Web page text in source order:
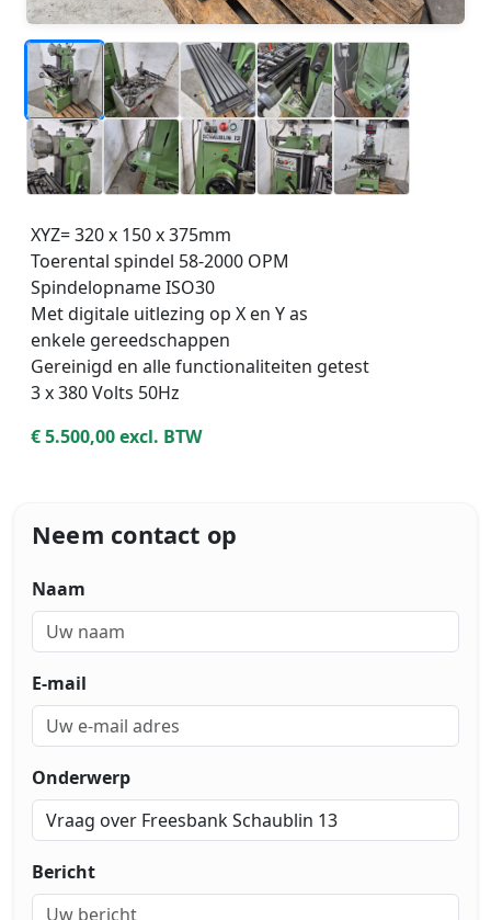
_
_
_
_
_
_
_
XYZ= 320 x 150 x 375mm
Toerental spindel 58-2000 OPM
Spindelopname ISO30
Met digitale uitlezing op X en Y as
enkele gereedschappen
Gereinigd en alle functionaliteiten getest
3 x 380 Volts 50Hz
€ 5.500,00 excl. BTW
Neem contact op
Naam
E-mail
Onderwerp
Bericht